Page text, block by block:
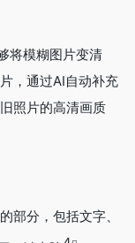
将模糊图片变清
，通过AI自动补充
照片的高清画质
部分，包括文字、